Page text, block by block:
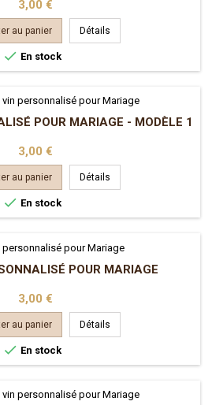
Prix
3,00 €
au panier Détails
 En stock
POUR MARIAGE - MODÈLE 1
Prix
3,00 €
au panier Détails
 En stock
POUR MARIAGE
Prix
3,00 €
au panier Détails
 En stock